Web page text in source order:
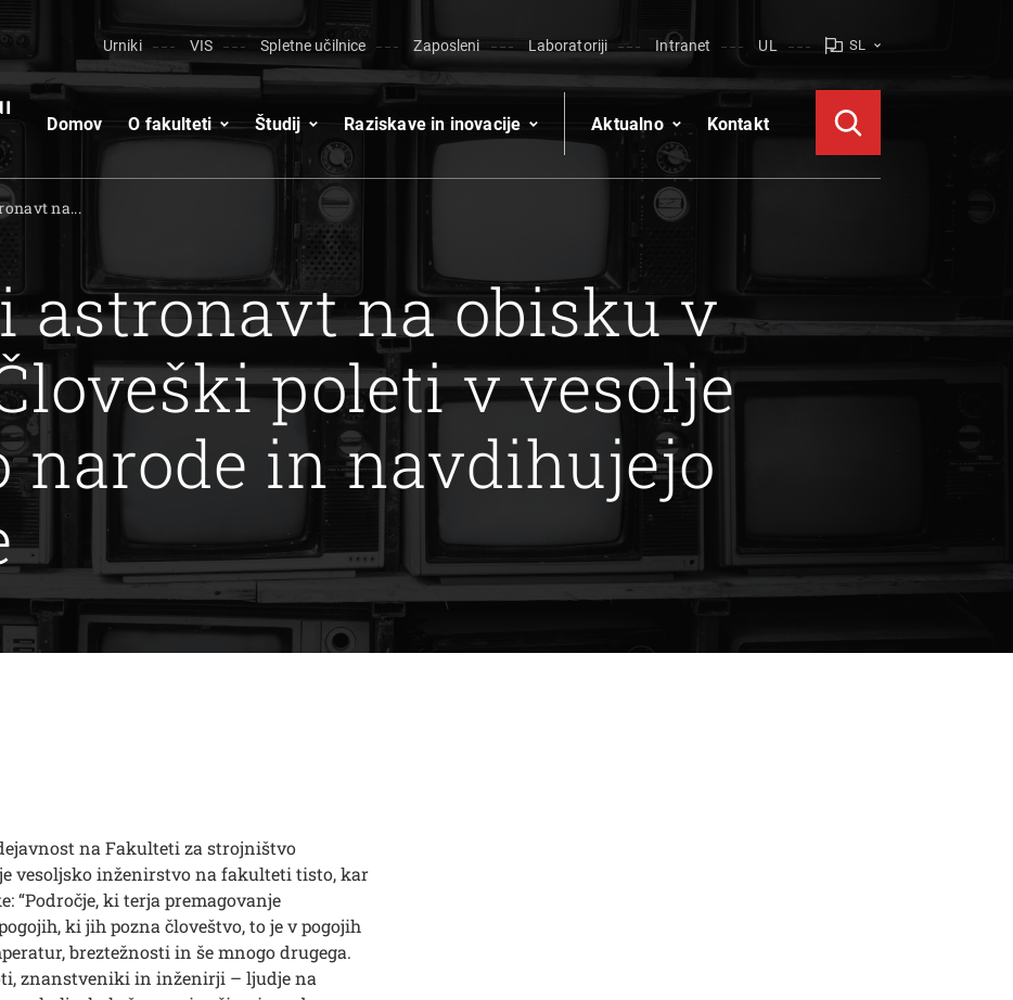
Urniki VIS Spletne učilnice Zaposleni Laboratoriji Intranet UL SL
Domov O fakulteti Študij Raziskave in inovacije Aktualno Kontakt
na...
astronavt na obisku v
poleti v vesolje
narode in navdihujejo
na Fakulteti za strojništvo
vesoljsko inženirstvo na fakulteti tisto, kar
“Področje, ki terja premagovanje
ki jih pozna človeštvo, to je v pogojih
breztežnosti in še mnogo drugega.
znanstveniki in inženirji – ljudje na